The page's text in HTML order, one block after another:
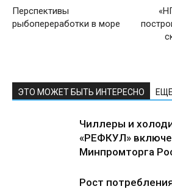
Перспективы
рыбопереработки в море
ЭТО МОЖЕТ БЫТЬ ИНТЕРЕСНО
Чиллеры и
«РЕФКУЛ»
Минпромторга
Рост